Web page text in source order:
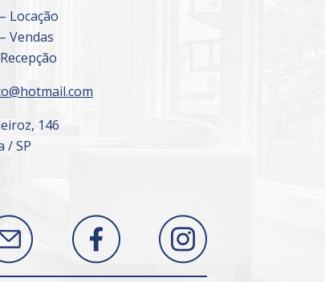
– Locação
– Vendas
146
/ SP